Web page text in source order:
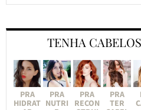
TENHA
PRA
HIDRAT
PRA
NUTRI
PRA
RECON
PRA
TER